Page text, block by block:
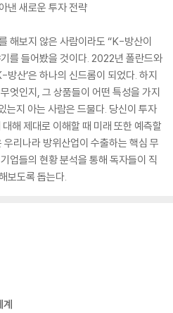
낸 새로운 투자 전략
해보지 않은 사람이라도 “K-방산이
를 들어봤을 것이다. 2022년 폴란드와
방산’은 하나의 신드롬이 되었다. 하지
엇인지, 그 상품들이 어떤 특성을 가지
는지 아는 사람은 드물다. 당신이 투자
해 제대로 이해할 때 미래 또한 예측할
리나라 방위산업이 수출하는 핵심 무
업들의 현황 분석을 통해 독자들이 직
보도록 돕는다.
계